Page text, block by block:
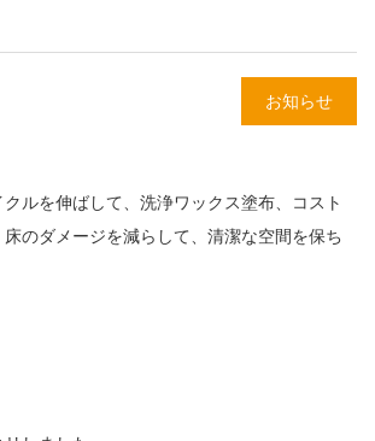
お知らせ
ルを伸ばして、洗浄ワックス塗布、コスト
のダメージを減らして、清潔な空間を保ち